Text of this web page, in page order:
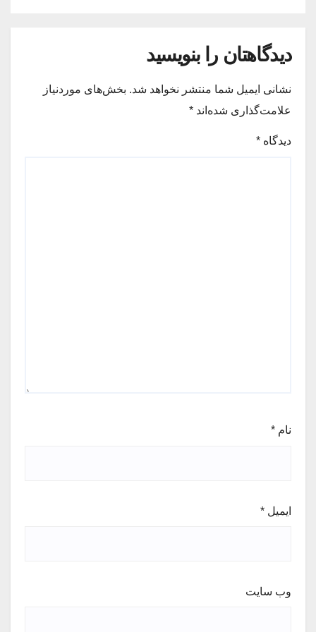
دیدگاهتان را بنویسید
نشانی ایمیل شما منتشر نخواهد شد. بخش‌های موردنیاز
علامت‌گذاری شده‌اند *
دیدگاه *
نام *
ایمیل *
وب‌ سایت